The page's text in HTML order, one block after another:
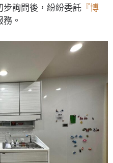
步詢問後，紛紛委託『博
務。